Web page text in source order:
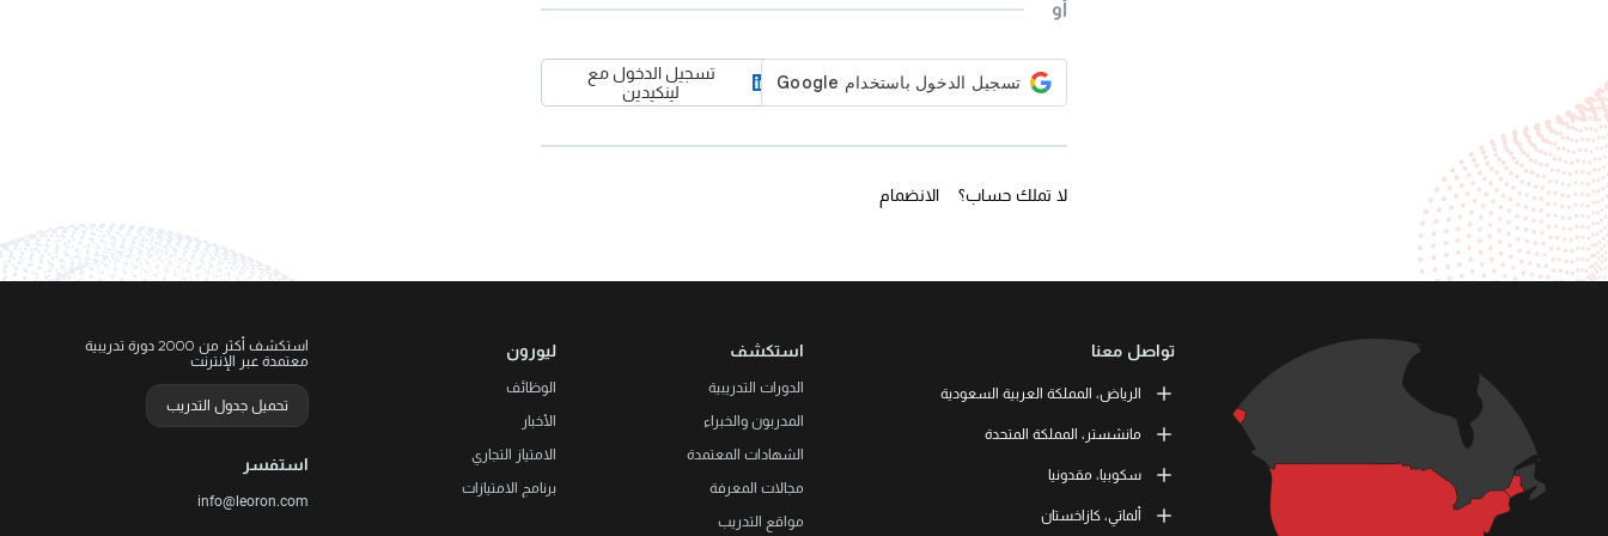
أو
تسجيل الدخول مع
لينكيدين
لا تملك حساب؟ الانضمام
تواصل معنا
الرياض، المملكة العربية السعودية
LEORON Saudi Experts Institute for Training
طريق الملك فهد، حي الرحمانية، برج القمر، الطابق
11537 الرياض، المملكة العربية السعودية
+966 11 464 4865
مانشستر، المملكة المتحدة
L3RN New Skills Co.
Office No. 2, 34 Station Road
Urmston, Manchester, England M41 9JQ UK
+44 (0) 1615138133
سكوبيا، مقدونيا
L3RN dooel
Str. 20, No 82, Cucer-Sandevo 1000 Skopje,
ألماتي، كازاخستان
استكشف
الدورات التدريبية
المدربون والخبراء
الشهادات المعتمدة
مجالات المعرفة
مواقع التدريب
ليورون
الوظائف
الأخبار
الامتياز التجاري
برنامج الامتيازات
استكشف أكثر من 2000 دورة تدريبية
معتمدة عبر الإنترنت
تحميل جدول التدريب
استفسر
info@leoron.com